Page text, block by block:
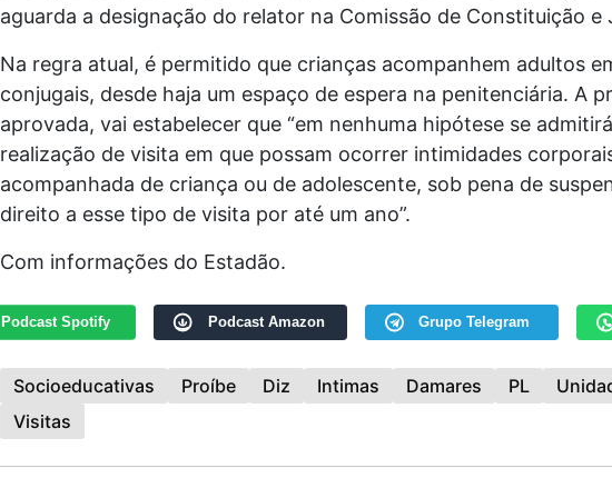
aguarda a designação do relator na Comissão de Constituição e
Na regra atual, é permitido que crianças acompanhem adultos
conjugais, desde haja um espaço de espera na penitenciária. A
aprovada, vai estabelecer que “em nenhuma hipótese se
realização de visita em que possam ocorrer intimidades
acompanhada de criança ou de adolescente, sob pena de
direito a esse tipo de visita por até um ano”.
Com informações do Estadão.
Podcast Spotify Podcast Amazon Grupo Telegram
Socioeducativas Proíbe Diz Intimas Damares PL
Visitas